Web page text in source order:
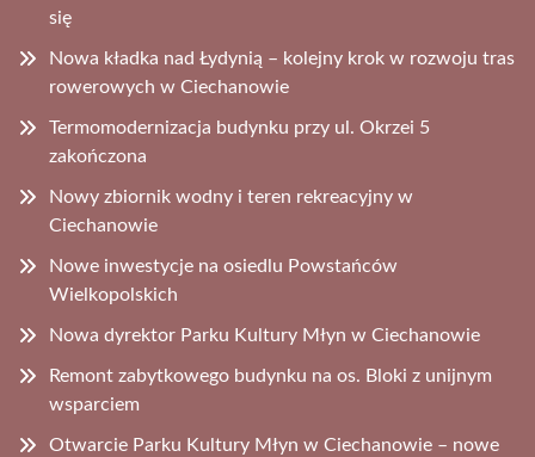
się
Nowa kładka nad Łydynią – kolejny krok w rozwoju tras
rowerowych w Ciechanowie
Termomodernizacja budynku przy ul. Okrzei 5
zakończona
Nowy zbiornik wodny i teren rekreacyjny w
Ciechanowie
Nowe inwestycje na osiedlu Powstańców
Wielkopolskich
Nowa dyrektor Parku Kultury Młyn w Ciechanowie
Remont zabytkowego budynku na os. Bloki z unijnym
wsparciem
Otwarcie Parku Kultury Młyn w Ciechanowie – nowe